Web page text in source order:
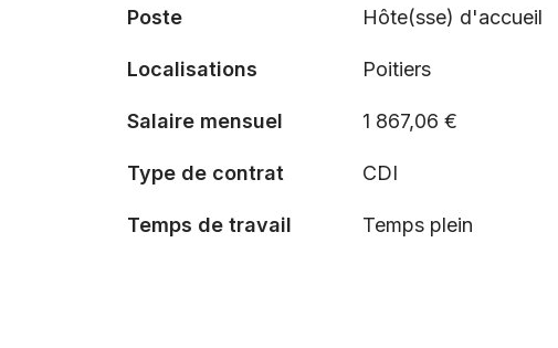
Poste Hôte(sse) d'accueil
Localisations Poitiers
Salaire mensuel 1 867,06 €
Type de contrat CDI
Temps de travail Temps plein